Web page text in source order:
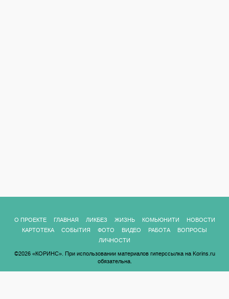
О ПРОЕКТЕ ГЛАВНАЯ ЛИКБЕЗ ЖИЗНЬ КОМЬЮНИТИ
НОВОСТИ
КАРТОТЕКА
СОБЫТИЯ ФОТО ВИДЕО РАБОТА
ВОПРОСЫ
ЛИЧНОСТИ
©2026 «КОРИНС». При использовании материалов гиперссылка на Korins.ru
обязательна.